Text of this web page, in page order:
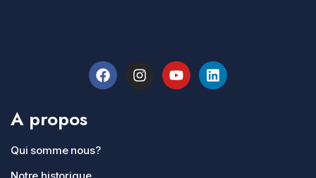
A propos
Qui somme nous?